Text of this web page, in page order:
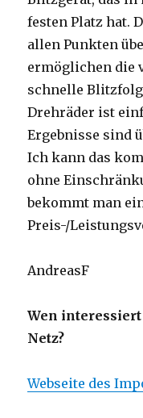
festen Platz hat.
allen Punkten
ermöglichen die
schnelle
Drehräder ist
Ergebnisse sind
Ich kann das
ohne
bekommt man
Preis-/
AndreasF
Wen
Netz?
Webseite des